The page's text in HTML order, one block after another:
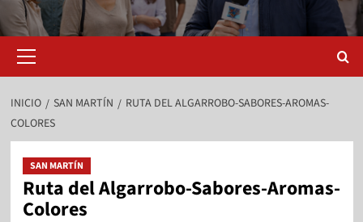
INICIO SAN MARTÍN
RUTA DEL ALGARROBO-SABORES-AROMAS-
COLORES
SAN MARTÍN
Ruta del Algarrobo-Sabores-Aromas-
Colores